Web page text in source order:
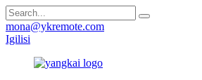
mona@ykremote.com
Igilisi